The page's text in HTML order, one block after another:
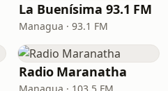
La Buenísima 93.1 FM
Managua · 93.1 FM
Radio Maranatha